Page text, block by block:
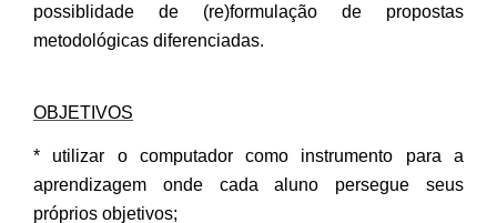
possiblidade de (re)formulação de propostas
metodológicas diferenciadas.
OBJETIVOS
* utilizar o computador como instrumento para a
aprendizagem onde cada aluno persegue seus
próprios objetivos;